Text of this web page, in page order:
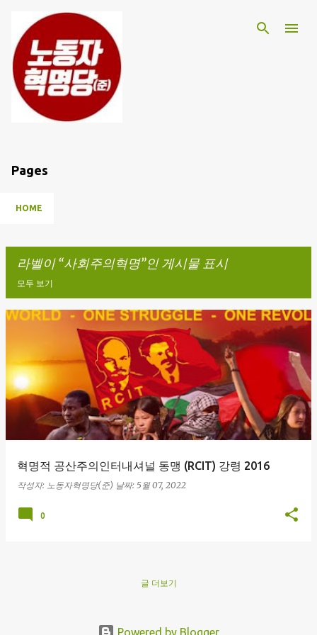
Pages
HOME
라벨이 사회주의혁명 인 게시물 표시
모두 보기
혁명적 공산주의인터내셔널 동맹 (RCIT) 강령 2016
작성자: 노동자혁명당(준) 날짜: 5월 07, 2022
0
글 더보기
Powered by Blogger